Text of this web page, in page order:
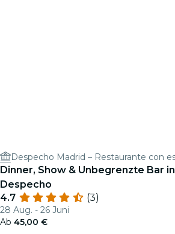
Dinner, Show & Unbegrenzte Bar in
Despecho
4.7
(3)
28 Aug. - 26 Juni
Ab 45,00 €